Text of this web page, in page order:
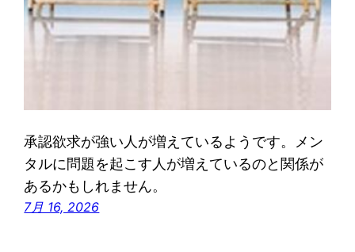
承認欲求が強い人が増えているようです。メン
タルに問題を起こす人が増えているのと関係が
あるかもしれません。
7月 16, 2026